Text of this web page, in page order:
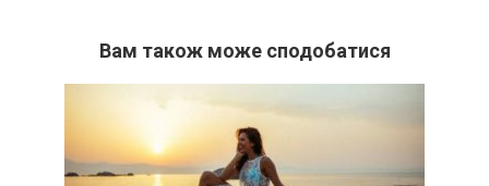
Вам також може сподобатися